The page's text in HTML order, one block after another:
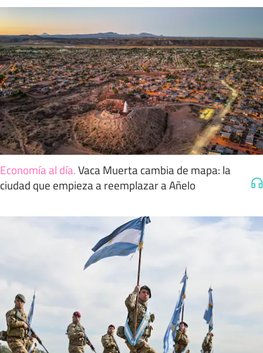
Economía al día.Vaca Muerta cambia de mapa: la
ciudad que empieza a reemplazar a Añelo